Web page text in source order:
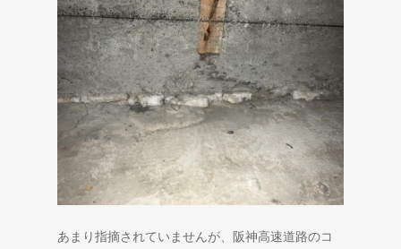
あまり指摘されていませんが、阪神高速道路のコ